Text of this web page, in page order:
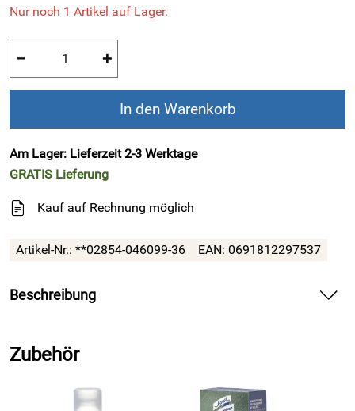
Nur noch 1 Artikel auf Lager.
− +
In den Warenkorb
Am Lager: Lieferzeit 2-3 Werktage
GRATIS Lieferung
Kauf auf Rechnung möglich
Artikel-Nr.: **02854-046099-36 EAN: 0691812297537
Beschreibung
nutzen Sie Ihre letzte Chance !!!
FinnComfort Schnürstiefelette für Damen
Zubehör